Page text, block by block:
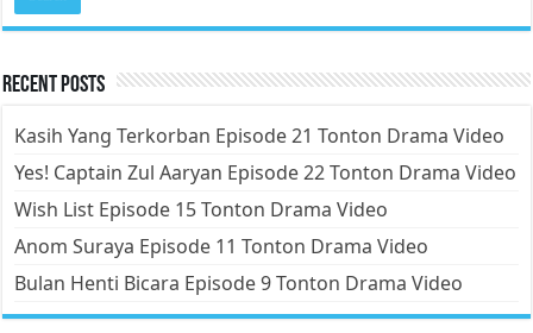
Recent Posts
Kasih Yang Terkorban Episode 21 Tonton Drama Video
Yes! Captain Zul Aaryan Episode 22 Tonton Drama Video
Wish List Episode 15 Tonton Drama Video
Anom Suraya Episode 11 Tonton Drama Video
Bulan Henti Bicara Episode 9 Tonton Drama Video